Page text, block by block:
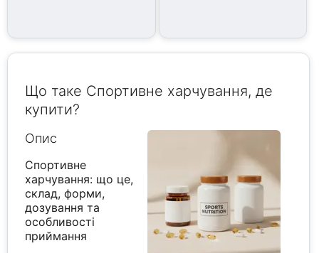
Що таке Спортивне харчування, де
купити?
Опис
Спортивне
харчування: що це,
склад, форми,
дозування та
особливості
приймання